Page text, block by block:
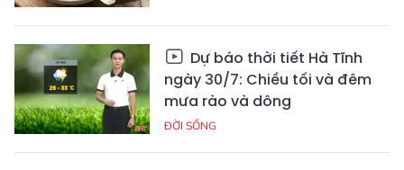
Dự báo thời tiết Hà Tĩnh
ngày 30/7: Chiều tối và đêm
mưa rào và dông
ĐỜI SỐNG